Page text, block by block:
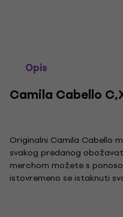
Opis
Camila Cabello
Originalni Camila Cabello
svakog predanog
merchom možete s
istovremeno se istaknuti